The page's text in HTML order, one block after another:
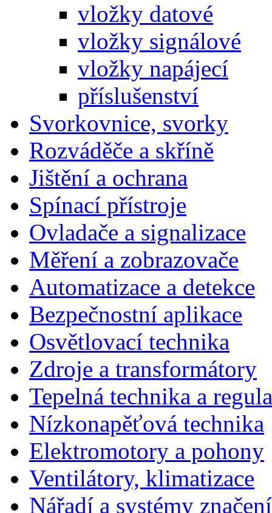
vložky datové
vložky signálové
vložky napájecí
příslušenství
Svorkovnice, svorky
Rozváděče a skříně
Jištění a ochrana
Spínací přístroje
Ovladače a signalizace
Měření a zobrazovače
Automatizace a detekce
Bezpečnostní aplikace
Osvětlovací technika
Zdroje a transformátory
Tepelná technika a
Nízkonapěťová technika
Elektromotory a pohony
Ventilátory, klimatizace
Nářadí a systémy značení